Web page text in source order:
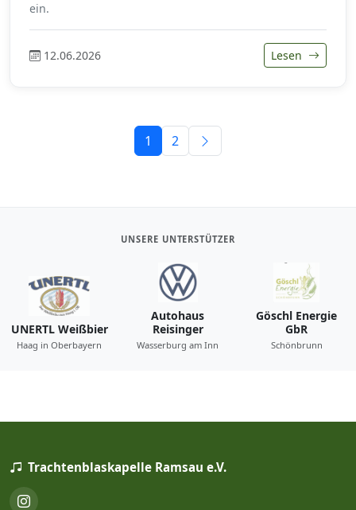
ein.
12.06.2026 Lesen
1 2
UNSERE UNTERSTÜTZER
UNERTL Weißbier
Haag in Oberbayern
Autohaus
Reisinger
Wasserburg am Inn
Göschl Energie
GbR
Schönbrunn
Trachtenblaskapelle Ramsau e.V.